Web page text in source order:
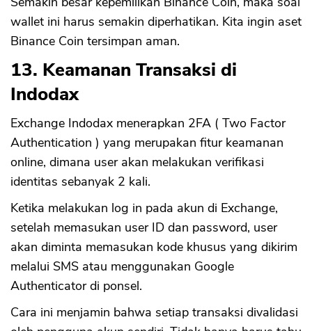
wallet ini harus semakin diperhatikan. Kita ingin aset
Binance Coin tersimpan aman.
13. Keamanan Transaksi di
Indodax
Exchange Indodax menerapkan 2FA ( Two Factor
Authentication ) yang merupakan fitur keamanan
online, dimana user akan melakukan verifikasi
identitas sebanyak 2 kali.
Ketika melakukan log in pada akun di Exchange,
setelah memasukan user ID dan password, user
akan diminta memasukan kode khusus yang dikirim
melalui SMS atau menggunakan Google
Authenticator di ponsel.
Cara ini menjamin bahwa setiap transaksi divalidasi